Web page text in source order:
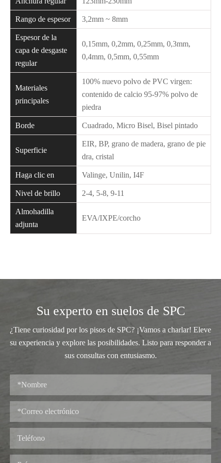
Rango de espesor 3,2mm ~ 8mm
Espesor de la
capa de desgaste
regular
0,15mm, 0,2mm, 0,25mm, 0,3mm,
0,4mm, 0,5mm, 0,55mm
Materiales
principales
100% nuevo polvo de PVC virgen:
contenido de calcio 95-97% polvo de
piedra
Borde Cuadrado, Micro Bisel, Bisel pintado
Superficie
EIR, BP, grano de madera, grano de pie
dra, cristal
Haga clic en Valinge, Unilin, I4F
Nivel de brillo 2-4, 5-8, 9-11
Almohadilla
adjunta
EVA/IXPE/corcho
Su experto en suelos de SPC
¿Tiene curiosidad por los pisos de SPC? ¡Vamos a charlar! Eleve
su experiencia y explore las posibilidades. Listo para responder a
sus consultas con entusiasmo.